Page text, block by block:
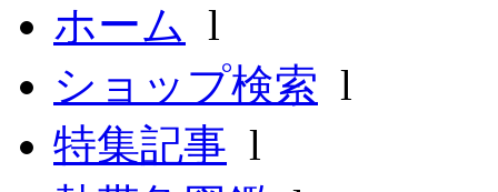
ホーム l
ショップ検索 l
特集記事 l